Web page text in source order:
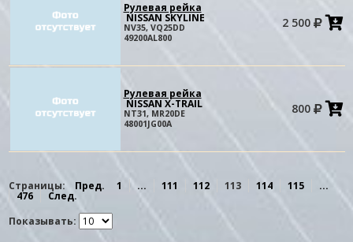
Рулевая рейка
NISSAN SKYLINE
NV35, VQ25DD
49200AL800
2 500
Рулевая рейка
NISSAN X-TRAIL
NT31, MR20DE
48001JG00A
800
Страницы: Пред. 1 ... 111 112 113 114 115 ...
476
След.
Показывать: